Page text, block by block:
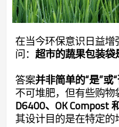
在当今环保意识日益
问： 超市的蔬果包装袋
答案并非简单的“是”或“
不可堆肥，但有些购
D6400、OK Compost
其设计目的是在特定的